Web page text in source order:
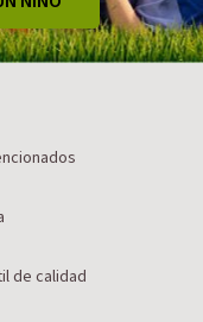
de calidad